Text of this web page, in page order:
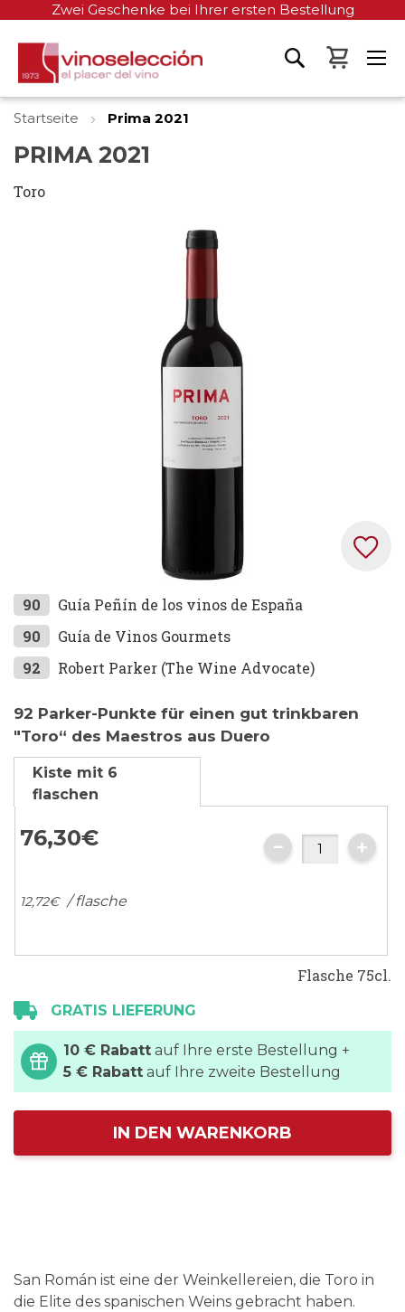
Zwei Geschenke bei Ihrer ersten Bestellung
Mein
Startseite Prima 2021
PRIMA 2021
Toro
Zum
Anfang
der
Bildgalerie
90
Guía Peñín de los vinos de España
90
Guía de Vinos Gourmets
92
Robert Parker (The Wine Advocate)
92 Parker-Punkte für einen gut trinkbaren
"Toro“ des Maestros aus Duero
Kiste mit 6
flaschen
76,30€
12,72€ / flasche
Flasche 75cl.
GRATIS LIEFERUNG
10 € Rabatt auf Ihre erste Bestellung +
5 € Rabatt auf Ihre zweite Bestellung
IN DEN WARENKORB
San Román ist eine der Weinkellereien, die Toro in
die Elite des spanischen Weins gebracht haben.